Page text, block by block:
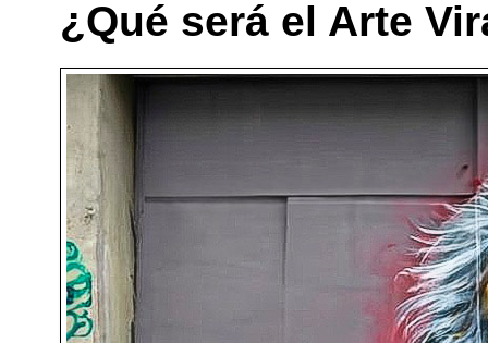
¿Qué será el Arte